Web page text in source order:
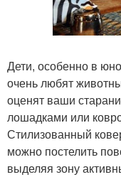
Дети, особенно в
очень любят
оценят ваши
лошадками или
Стилизованный
можно постелить
выделяя зону